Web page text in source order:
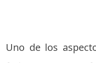
Uno de los